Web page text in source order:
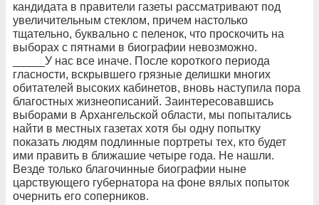
кандидата в правители газеты рассматривают под
увеличительным стеклом, причем настолько
тщательно, буквально с пеленок, что проскочить на
выборах с пятнами в биографии невозможно.
_____У нас все иначе. После короткого периода
гласности, вскрывшего грязные делишки многих
обитателей высоких кабинетов, вновь наступила пора
благостных жизнеописаний. Заинтересовавшись
выборами в Архангельской области, мы попытались
найти в местных газетах хотя бы одну попытку
показать людям подлинные портреты тех, кто будет
ими править в ближашие четыре года. Не нашли.
Везде только благочинные биографии ныне
царствующего губернатора на фоне вялых попыток
очернить его соперников.